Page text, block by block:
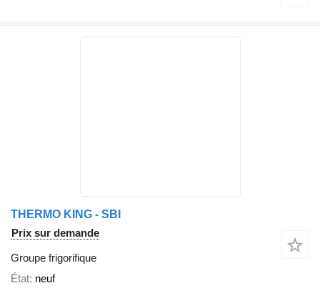
THERMO KING - SBI
Prix sur demande
Groupe frigorifique
État neuf